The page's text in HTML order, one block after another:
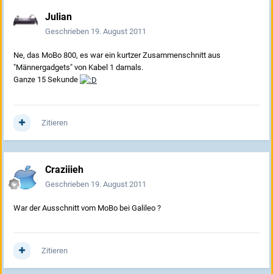
Julian
Geschrieben 19. August 2011
Ne, das MoBo 800, es war ein kurtzer Zusammenschnitt aus
"Männergadgets" von Kabel 1 damals.
Ganze 15 Sekunde
Zitieren
Craziiieh
Geschrieben 19. August 2011
War der Ausschnitt vom MoBo bei Galileo ?
Zitieren